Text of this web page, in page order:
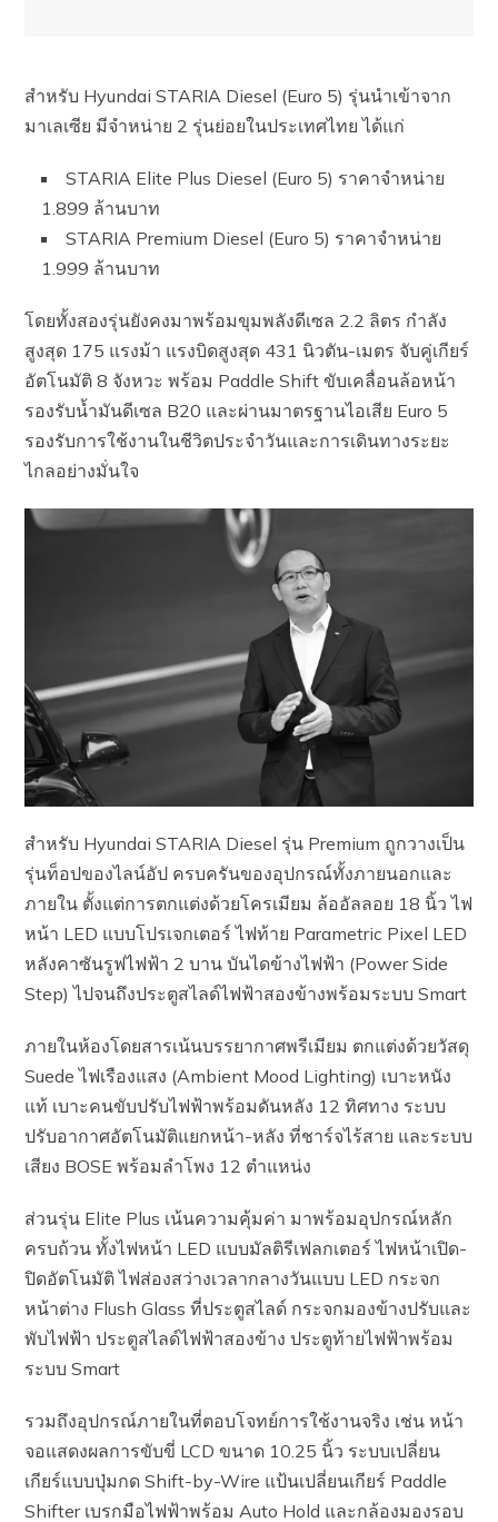
สำหรับ Hyundai STARIA Diesel (Euro 5) รุ่นนำเข้าจาก
มาเลเซีย มีจำหน่าย 2 รุ่นย่อยในประเทศไทย ได้แก่
STARIA Elite Plus Diesel (Euro 5) ราคาจำหน่าย
1.899 ล้านบาท
STARIA Premium Diesel (Euro 5) ราคาจำหน่าย
1.999 ล้านบาท
โดยทั้งสองรุ่นยังคงมาพร้อมขุมพลังดีเซล 2.2 ลิตร กำลัง
สูงสุด 175 แรงม้า แรงบิดสูงสุด 431 นิวตัน-เมตร จับคู่เกียร์
อัตโนมัติ 8 จังหวะ พร้อม Paddle Shift ขับเคลื่อนล้อหน้า
รองรับน้ำมันดีเซล B20 และผ่านมาตรฐานไอเสีย Euro 5
รองรับการใช้งานในชีวิตประจำวันและการเดินทางระยะ
ไกลอย่างมั่นใจ
สำหรับ Hyundai STARIA Diesel รุ่น Premium ถูกวางเป็น
รุ่นท็อปของไลน์อัป ครบครันของอุปกรณ์ทั้งภายนอกและ
ภายใน ตั้งแต่การตกแต่งด้วยโครเมียม ล้ออัลลอย 18 นิ้ว ไฟ
หน้า LED แบบโปรเจกเตอร์ ไฟท้าย Parametric Pixel LED
หลังคาซันรูฟไฟฟ้า 2 บาน บันไดข้างไฟฟ้า (Power Side
Step) ไปจนถึงประตูสไลด์ไฟฟ้าสองข้างพร้อมระบบ Smart
ภายในห้องโดยสารเน้นบรรยากาศพรีเมียม ตกแต่งด้วยวัสดุ
Suede ไฟเรืองแสง (Ambient Mood Lighting) เบาะหนัง
แท้ เบาะคนขับปรับไฟฟ้าพร้อมดันหลัง 12 ทิศทาง ระบบ
ปรับอากาศอัตโนมัติแยกหน้า-หลัง ที่ชาร์จไร้สาย และระบบ
เสียง BOSE พร้อมลำโพง 12 ตำแหน่ง
ส่วนรุ่น Elite Plus เน้นความคุ้มค่า มาพร้อมอุปกรณ์หลัก
ครบถ้วน ทั้งไฟหน้า LED แบบมัลติรีเฟลกเตอร์ ไฟหน้าเปิด-
ปิดอัตโนมัติ ไฟส่องสว่างเวลากลางวันแบบ LED กระจก
หน้าต่าง Flush Glass ที่ประตูสไลด์ กระจกมองข้างปรับและ
พับไฟฟ้า ประตูสไลด์ไฟฟ้าสองข้าง ประตูท้ายไฟฟ้าพร้อม
ระบบ Smart
รวมถึงอุปกรณ์ภายในที่ตอบโจทย์การใช้งานจริง เช่น หน้า
จอแสดงผลการขับขี่ LCD ขนาด 10.25 นิ้ว ระบบเปลี่ยน
เกียร์แบบปุ่มกด Shift-by-Wire แป้นเปลี่ยนเกียร์ Paddle
Shifter เบรกมือไฟฟ้าพร้อม Auto Hold และกล้องมองรอบ